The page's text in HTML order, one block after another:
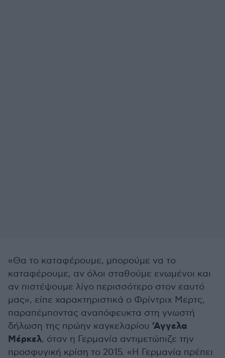
«Θα το καταφέρουμε, μπορούμε να το
καταφέρουμε, αν όλοι σταθούμε ενωμένοι και
αν πιστέψoυμε λίγο περισσότερο στον εαυτό
μας», είπε χαρακτηριστικά ο Φρίντριχ Μερτς,
παραπέμποντας αναπόφευκτα στη γνωστή
δήλωση της πρώην καγκελαρίου 'Αγγελα
Μέρκελ, όταν η Γερμανία αντιμετώπιζε την
προσφυγική κρίση το 2015. «Η Γερμανία πρέπει